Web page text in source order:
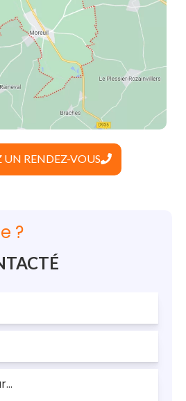
RENDEZ-VOUS
?